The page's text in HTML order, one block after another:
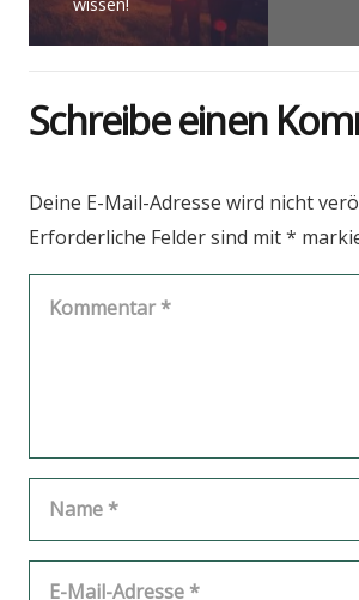
Schreibe einen
Deine E-Mail-Adresse wird nicht
Erforderliche Felder sind mit*